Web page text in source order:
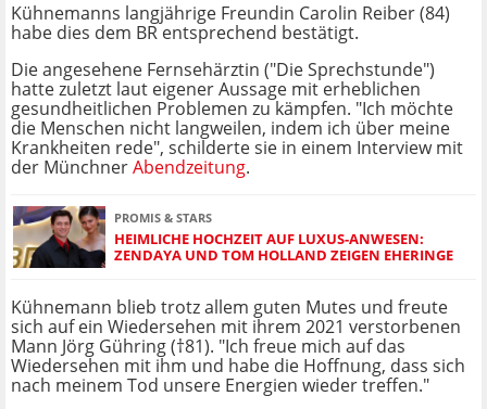
Kühnemanns langjährige Freundin Carolin Reiber (84)
habe dies dem BR entsprechend bestätigt.
Die angesehene Fernsehärztin ("Die Sprechstunde")
hatte zuletzt laut eigener Aussage mit erheblichen
gesundheitlichen Problemen zu kämpfen. "Ich möchte
die Menschen nicht langweilen, indem ich über meine
Krankheiten rede", schilderte sie in einem Interview mit
der MünchnerAbendzeitung.
PROMIS & STARS
HEIMLICHE HOCHZEIT AUF LUXUS-ANWESEN:
ZENDAYA UND TOM HOLLAND ZEIGEN EHERINGE
Kühnemann blieb trotz allem guten Mutes und freute
sich auf ein Wiedersehen mit ihrem 2021 verstorbenen
Mann Jörg Gühring (†81). "Ich freue mich auf das
Wiedersehen mit ihm und habe die Hoffnung, dass sich
nach meinem Tod unsere Energien wieder treffen."